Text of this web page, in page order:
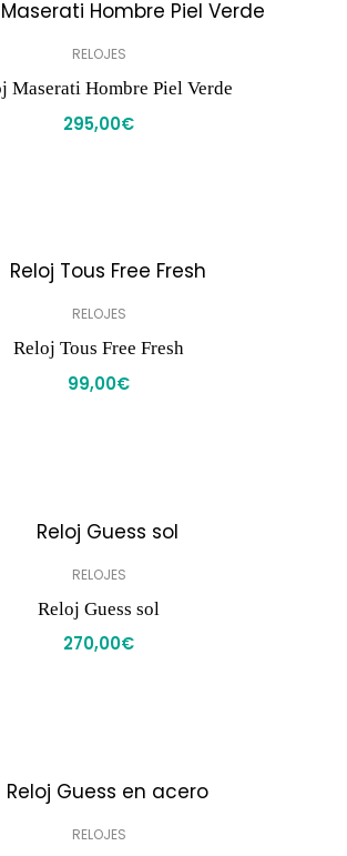
RELOJES
Maserati Hombre Piel Verde
295,00€
RELOJES
Reloj Tous Free Fresh
99,00€
RELOJES
Reloj Guess sol
270,00€
RELOJES